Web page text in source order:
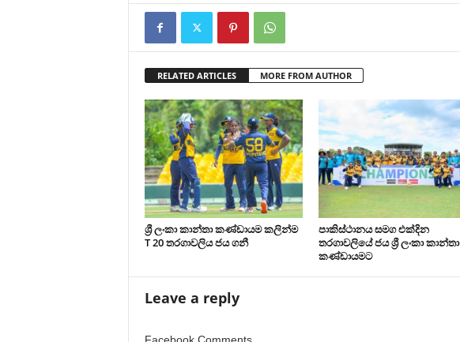
RELATED ARTICLES MORE FROM AUTHOR
ශ්‍රී ලංකා කාන්තා කණ්ඩායම කලින්ම
T 20 තරගාවලිය ජය ගනී
පාකිස්ථානය සමග එක්දින
තරගාවලියේ ජය ශ්‍රී ලංකා කාන්තා
කණ්ඩායමට
Leave a reply